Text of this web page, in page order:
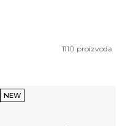
1110 proizvoda
NEW